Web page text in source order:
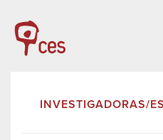
INVESTIGADORAS/ES